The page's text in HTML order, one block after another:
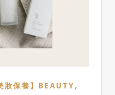
妝保養】BEAUTY,